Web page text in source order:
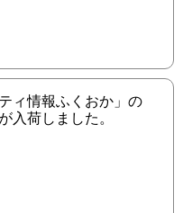
ィ情報ふくおか」の
入荷しました。